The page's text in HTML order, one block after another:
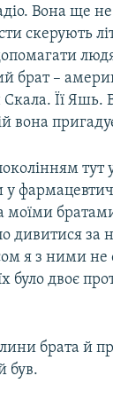
Вона ще
скерують
брат –
Скала. Її Яшь.
вона
тут
у
моїми
дивитися за
я з ними не
було двоє
брата й
був.